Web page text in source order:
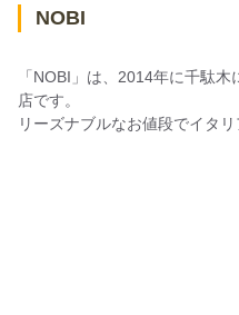
NOBI
「NOBI」は、2014年に千駄
店です。
リーズナブルなお値段でイタリ